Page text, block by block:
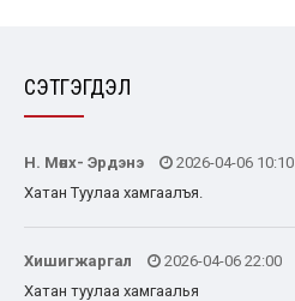
СЭТГЭГДЭЛ
Н. Мөнх- Эрдэнэ 2026-04-06 10:10
Хатан Туулаа хамгаалъя.
Хишигжаргал 2026-04-06 22:00
Хатан туулаа хамгаалья